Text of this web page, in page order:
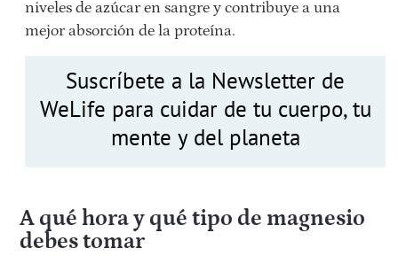
niveles de azúcar en sangre y contribuye a una
mejor absorción de la proteína.
Suscríbete a la Newsletter de
WeLife para cuidar de tu cuerpo, tu
mente y del planeta
A qué hora y qué tipo de magnesio
debes tomar